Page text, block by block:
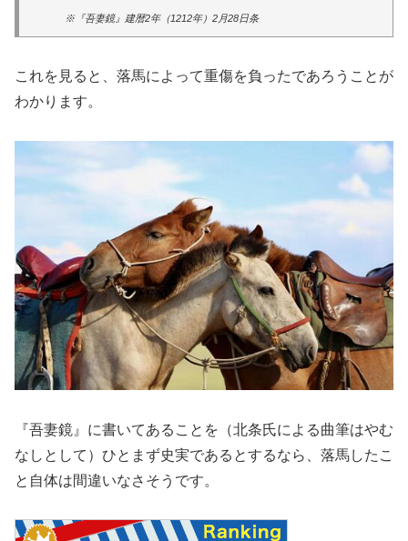
※『吾妻鏡』建暦2年（1212年）2月28日条
これを見ると、落馬によって重傷を負ったであろうことが
わかります。
『吾妻鏡』に書いてあることを（北条氏による曲筆はやむ
なしとして）ひとまず史実であるとするなら、落馬したこ
と自体は間違いなさそうです。